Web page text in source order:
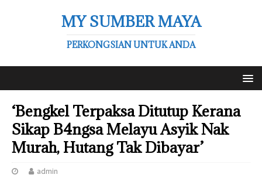
MY SUMBER MAYA
PERKONGSIAN UNTUK ANDA
‘Bengkel Terpaksa Ditutup Kerana
Sikap B4ngsa Melayu Asyik Nak
Murah, Hutang Tak Dibayar’
admin